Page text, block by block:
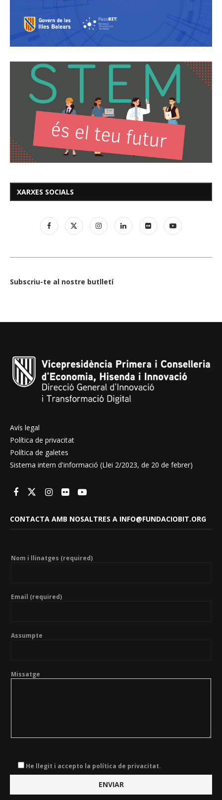
XARXES SOCIALS
Subscriu-te al nostre butlletí
Avís legal
Política de privacitat
Política de galetes
Sistema intern d'informació (Llei 2/2023, de 20 de febrer)
CONTACTA AMB NOSALTRES A INFO@FUNDACIOBIT.ORG
Nom i llinatges (required)
Email (required)
Assumpte
Missatge
He llegit i accepto la política de privacitat.